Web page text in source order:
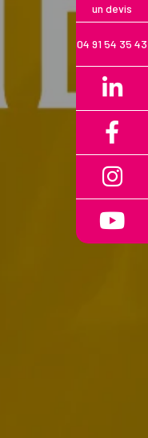
un devis
04 91 54 35 43